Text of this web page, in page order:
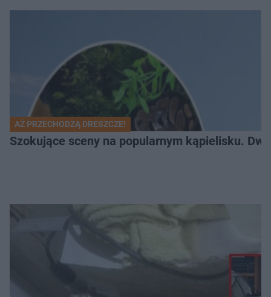
AŻ PRZECHODZĄ DRESZCZE!
Szokujące sceny na popularnym kąpielisku.